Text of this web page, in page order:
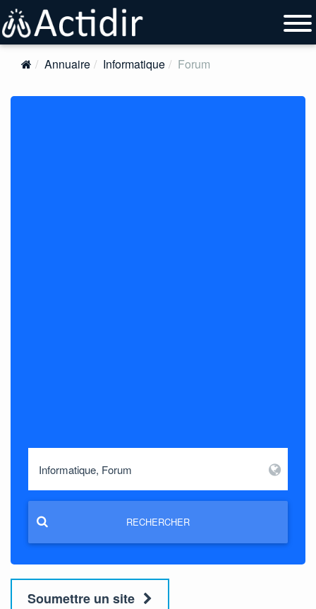
Annuaire Informatique Forum
RECHERCHER
Soumettre un site